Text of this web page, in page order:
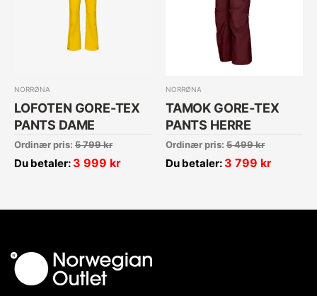
NORRØNA
LOFOTEN GORE-TEX
PANTS DAME
Ordinær pris: 5 799kr
Du betaler: 3 999 kr
NORRØNA
TAMOK GORE-TEX
PANTS HERRE
Ordinær pris: 5 499kr
Du betaler: 3 799 kr